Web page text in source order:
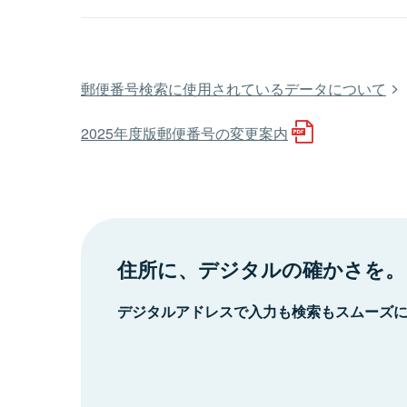
郵便番号検索に使用されているデータについて
2025年度版郵便番号の変更案内
住所に、デジタルの確かさを。
デジタルアドレスで入力も検索もスムーズ